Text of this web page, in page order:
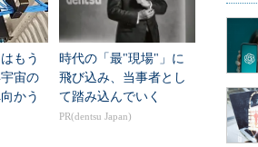
ーネルは削除してしまっていた
トリにconfig.oldという名前で残って
の重要度：（level1）** （level2）*］
もう
宙の
かう
時代の「最"現場"」に
飛び込み、当事者とし
て踏み込んでいく
PR(dentsu Japan)